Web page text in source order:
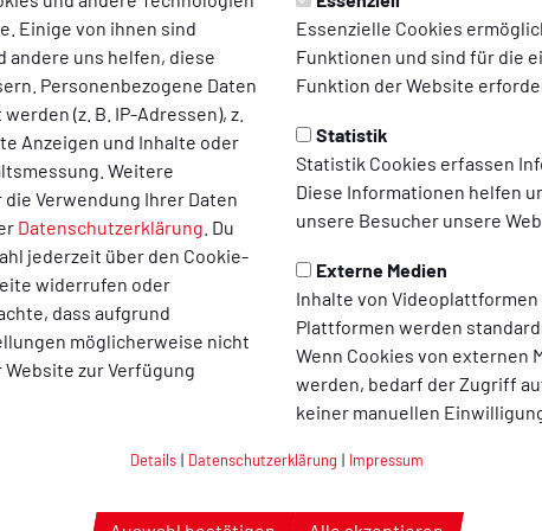
Einige von ihnen sind
andere uns helfen, diese
Personenbezogene Daten
(z. B. IP-Adressen), z.
Anzeigen und Inhalte oder
Weitere
Verwendung Ihrer Daten
Datenschutzerklärung . Du
jederzeit über den Cookie-
widerrufen oder
dass aufgrund
möglicherweise nicht
zur Verfügung
Essenzielle Cookies
Funktionen und sind für die
Funktion der Website
Statistik
Statistik Cookies erfassen
Diese Informationen helfen
unsere Besucher unsere
Externe Medien
Inhalte von Videoplattformen
Plattformen werden
Wenn Cookies von externen
werden, bedarf der Zugriff
keiner manuellen
Details | Datenschutzerklärung | Impressum
10.07.2026
Fitness- und
ab
HERREN_FUSSBALL
1. Vereinsinternes
ein Erfolg